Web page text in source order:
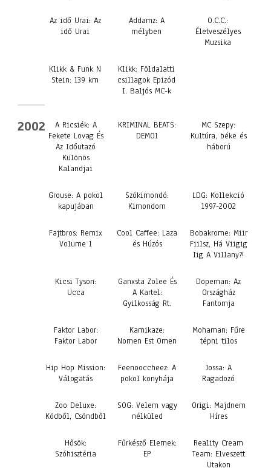
Az idő Urai: Az
idő Urai
Addamz: A
mélyben
O.C.C.:
Életveszélyes
Muzsika
Klikk & Funk N
Stein: 139 km
Klikk: Földalatti
csillagok Epizód
I. Baljós MC-k
2002
A Ricsiék: A
Fekete Lovag És
Az Időutazó
Különös
Kalandjai
KRIMINAL BEATS:
DEMO1
MC Szepy:
Kultúra, béke és
háború
Grouse: A pokol
kapujában
Szókimondó:
Kimondom
LDG: Kollekció
1997-2002
Fajtbros: Remix
Volume 1
Cool Caffee: Laza
és Húzós
Bobakrome: Miir
Fiilsz, Há Viigig
Iig A Villany?!
Kicsi Tyson:
Ucca
Ganxsta Zolee És
A Kartel:
Gyilkosság Rt.
Dopeman: Az
Országház
Fantomja
Faktor Labor:
Faktor Labor
Kamikaze:
Nomen Est Omen
Mohaman: Fűre
tépni tilos
Hip Hop Mission:
Válogatás
Feenooccheez: A
pokol konyhája
Jossa: A
Ragadozó
Zoo Deluxe:
Ködből, Csöndből
SOG: Velem vagy
nélküled
Origi: Majdnem
Híres
Hősök:
Szóhisztéria
Fűrkésző Elemek:
EP
Reality Cream
Team: Elveszett
Utakon